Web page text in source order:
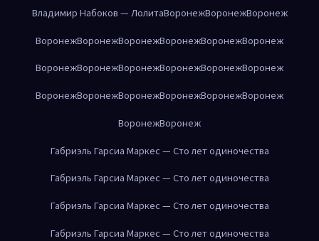
Владимир Набоков — ЛолитаВоронежВоронежВоронеж
ВоронежВоронежВоронежВоронежВоронежВоронеж
ВоронежВоронежВоронежВоронежВоронежВоронеж
ВоронежВоронежВоронежВоронежВоронежВоронеж
ВоронежВоронеж
Габриэль Гарсиа Маркес — Сто лет одиночества
Габриэль Гарсиа Маркес — Сто лет одиночества
Габриэль Гарсиа Маркес — Сто лет одиночества
Габриэль Гарсиа Маркес — Сто лет одиночества